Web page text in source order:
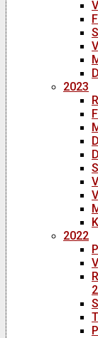
2023
2022